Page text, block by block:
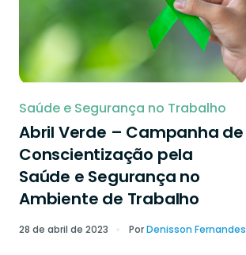
Saúde e Segurança no Trabalho
Abril Verde – Campanha de
Conscientização pela
Saúde e Segurança no
Ambiente de Trabalho
28 de abril de 2023 PorDenisson Fernandes